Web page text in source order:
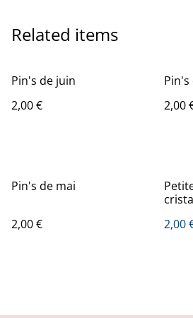
Related items
Pin's de juin
2,00 €
2,00
Pin's de mai
2,00 €
%
2,00